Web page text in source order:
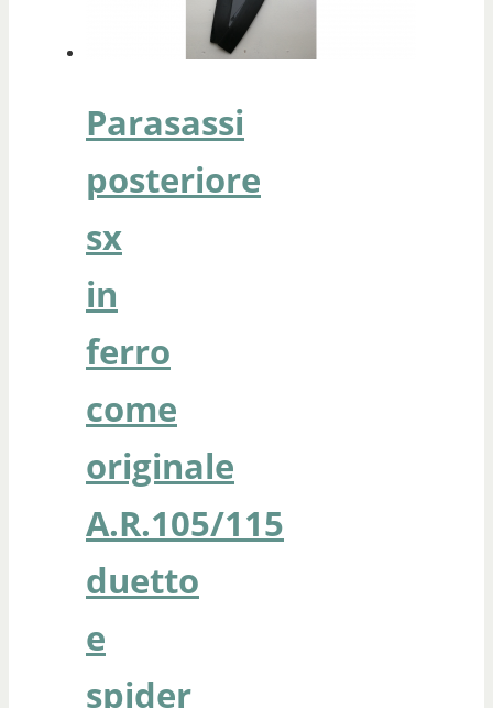
Parasassi
posteriore
sx
in
ferro
come
originale
A.R.105/115
duetto
e
spider